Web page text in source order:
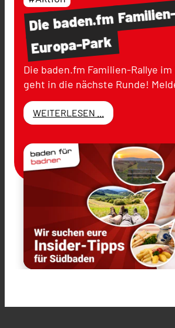
Diebaden.fm
Europa-Park
Die baden.fm Familien-Rallye
geht in die nächste Runde!
WEITERLESEN ...